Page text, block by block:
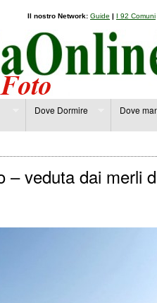
Il nostro Network: Guide | I 92 Comuni
Dove Dormire Dove
– veduta dai merli